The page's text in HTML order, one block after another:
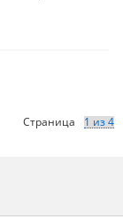
Страница